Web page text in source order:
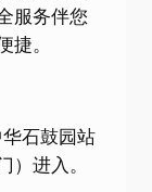
服务伴您
捷。
石鼓园站
）进入。